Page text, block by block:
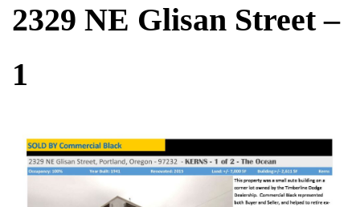
2329 NE Glisan Street –
1